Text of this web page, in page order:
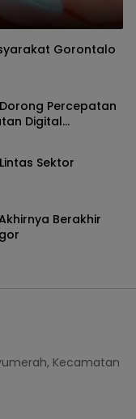
Gorontalo
Dorong Percepatan
Digital
Sektor
Berakhir
Kecamatan